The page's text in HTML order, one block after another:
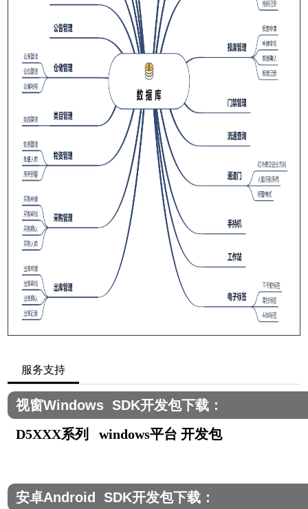
服务支持
视窗Windows SDK开发包下载：
D5XXX系列 windows平台 开发包
安卓Android SDK开发包下载：